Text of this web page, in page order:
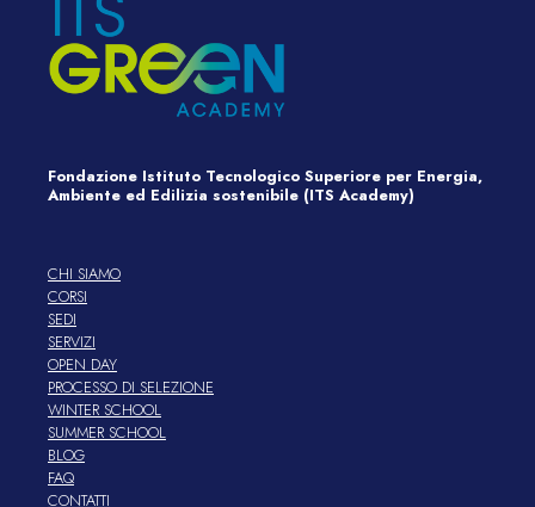
Fondazione Istituto Tecnologico Superiore per Energia,
Ambiente ed Edilizia sostenibile (ITS Academy)
CHI SIAMO
CORSI
SEDI
SERVIZI
OPEN DAY
PROCESSO DI SELEZIONE
WINTER SCHOOL
SUMMER SCHOOL
BLOG
FAQ
CONTATTI